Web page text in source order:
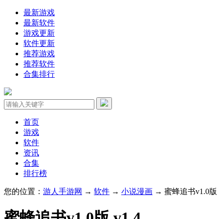
最新游戏
最新软件
游戏更新
软件更新
推荐游戏
推荐软件
合集排行
首页
游戏
软件
资讯
合集
排行榜
您的位置： 游人手游网 → 软件 → 小说漫画 → 蜜蜂追书v1.0版